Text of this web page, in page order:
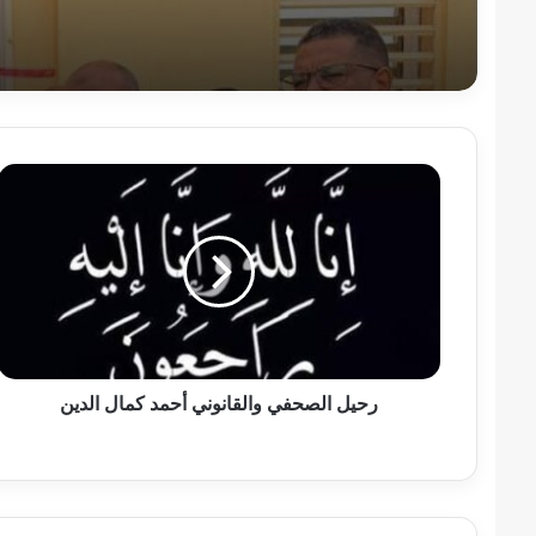
عملية سحب نقدي عبر الصراف
رحيل
رحيل الصحفي والقانوني أحمد كمال الدين